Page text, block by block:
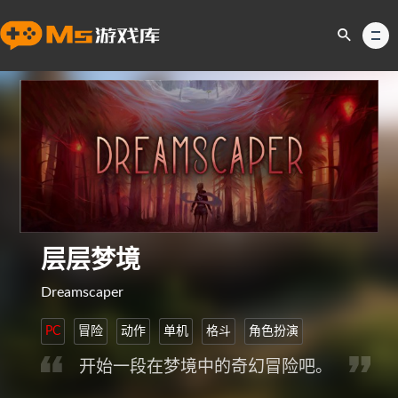
层层梦境
Dreamscaper
PC 冒险 动作 单机 格斗 角色扮演
开始一段在梦境中的奇幻冒险吧。